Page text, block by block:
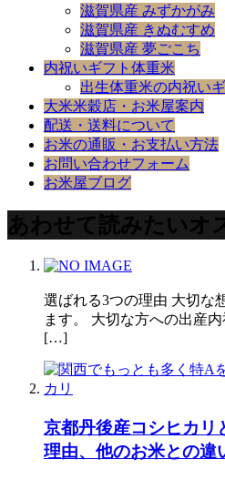
滋賀県産 みずかがみ
滋賀県産 きぬむすめ
滋賀県産 夢ごこち
内祝いギフト体重米
出生体重米の内祝い
大米米穀店・お米屋案内
配送・送料について
お米の通販・お支払い方法
お問い合わせフォーム
お米屋ブログ
あわせて読みたいオ
選ばれる3つの理由 大切な
ます。 大切な方への出産
[…]
京都丹後産コシヒカリ
理由、他のお米との違